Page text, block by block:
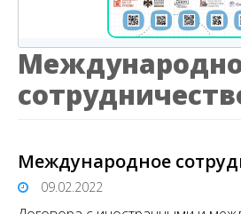
Международное
09.02.2022